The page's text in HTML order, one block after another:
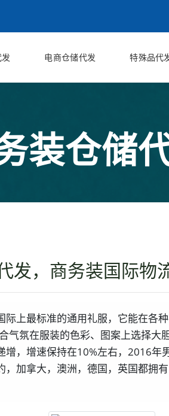
电商仓储代发 特殊品代
装仓储
发，商务装国际物
上最标准的通用礼服，它能在各
氛在服装的色彩、图案上选择
，增速保持在10%左右，2016年
加拿大，澳洲，德国，英国都拥